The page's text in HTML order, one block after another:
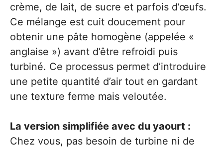
crème, de lait, de sucre et parfois d’œufs.
Ce mélange est cuit doucement pour
obtenir une pâte homogène (appelée «
anglaise ») avant d’être refroidi puis
turbiné. Ce processus permet d’introduire
une petite quantité d’air tout en gardant
une texture ferme mais veloutée.
La version simplifiée avec du yaourt :
Chez vous, pas besoin de turbine ni de